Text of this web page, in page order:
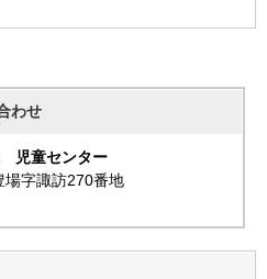
わせ
児童センター
字諏訪270番地